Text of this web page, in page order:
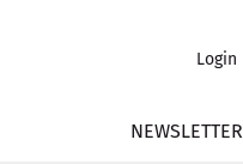
Login
NEWSLETTER